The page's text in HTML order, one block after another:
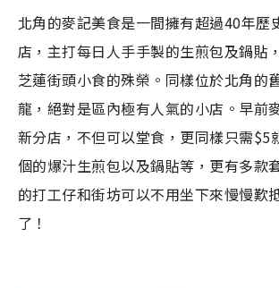
北角的麥記美食是一間擁有超過40年歷
店，主打每日人手手製的生煎包及鍋貼
芝蓮街頭小食的殊榮。同樣位於北角的
龍，絕對是區內極有人氣的小店。早前
新分店，不但可以堂食，更同樣只需$5
個的爆汁生煎包以及鍋貼等，更有多款
的打工仔和街坊可以不用坐下來慢慢歎
了！